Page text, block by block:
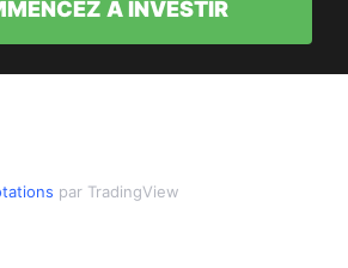
A INVESTIR
par TradingView